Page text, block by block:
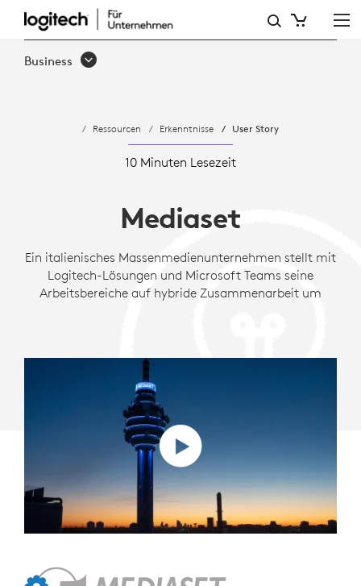
FALLSTUDIE:
MEDIASET
ARBEITEN
LOGITECH
Business
Ressourcen Erkenntnisse User Story
10 Minuten Lesezeit
Mediaset
Ein italienisches Massenmedienunternehmen stellt mit
Logitech-Lösungen und Microsoft Teams seine
Arbeitsbereiche auf hybride Zusammenarbeit um